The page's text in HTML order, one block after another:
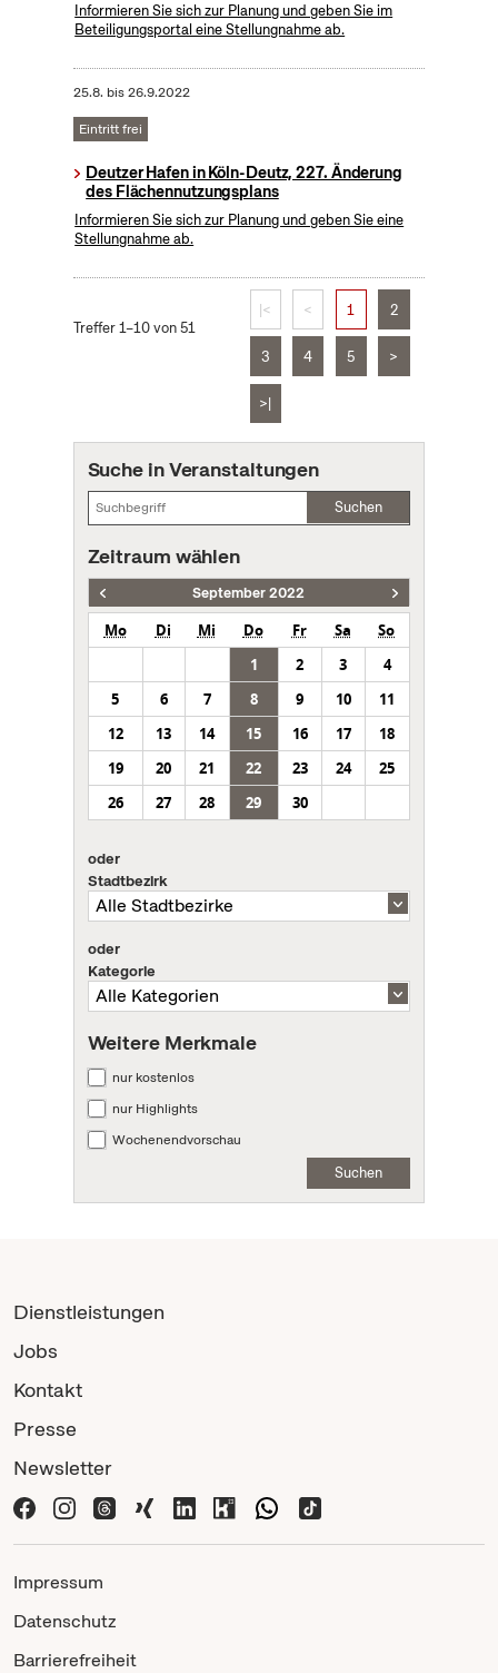
Informieren Sie sich zur Planung und geben Sie im
Beteiligungsportal eine Stellungnahme ab.
25.8. bis26.9.2022
Eintritt frei
Deutzer Hafen in Köln-Deutz, 227. Änderung
des Flächennutzungsplans
Informieren Sie sich zur Planung und geben Sie eine
Stellungnahme ab.
Treffer 1–10 von 51
|< < 1 2
3 4 5 >
>|
Suche in Veranstaltungen
Suchen
Zeitraum wählen
September 2022
Mo Di Mi Do Fr Sa
So
1
2 3
4
5
6 7 8 9 10
11
12
13 14 15 16 17
18
19
20 21 22 23 24
25
26
27 28 29 30
oder
Stadtbezirk
oder
Kategorie
Weitere Merkmale
nur kostenlos
nur Highlights
Wochenendvorschau
Suchen
Dienstleistungen
Jobs
Kontakt
Presse
Newsletter
Impressum
Datenschutz
Barrierefreiheit